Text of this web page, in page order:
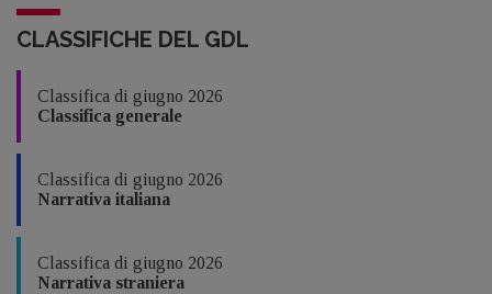
CLASSIFICHE DEL GDL
Classifica di giugno 2026
Classifica generale
Classifica di giugno 2026
Narrativa italiana
Classifica di giugno 2026
Narrativa straniera